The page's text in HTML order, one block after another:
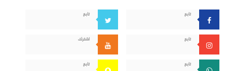
تابع تابع
تابع اشترك
تابع تابع